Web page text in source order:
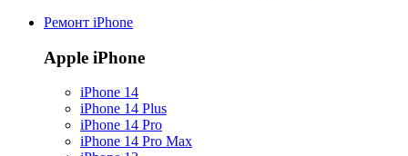
Ремонт iPhone
Apple iPhone
iPhone 14
iPhone 14 Plus
iPhone 14 Pro
iPhone 14 Pro Max